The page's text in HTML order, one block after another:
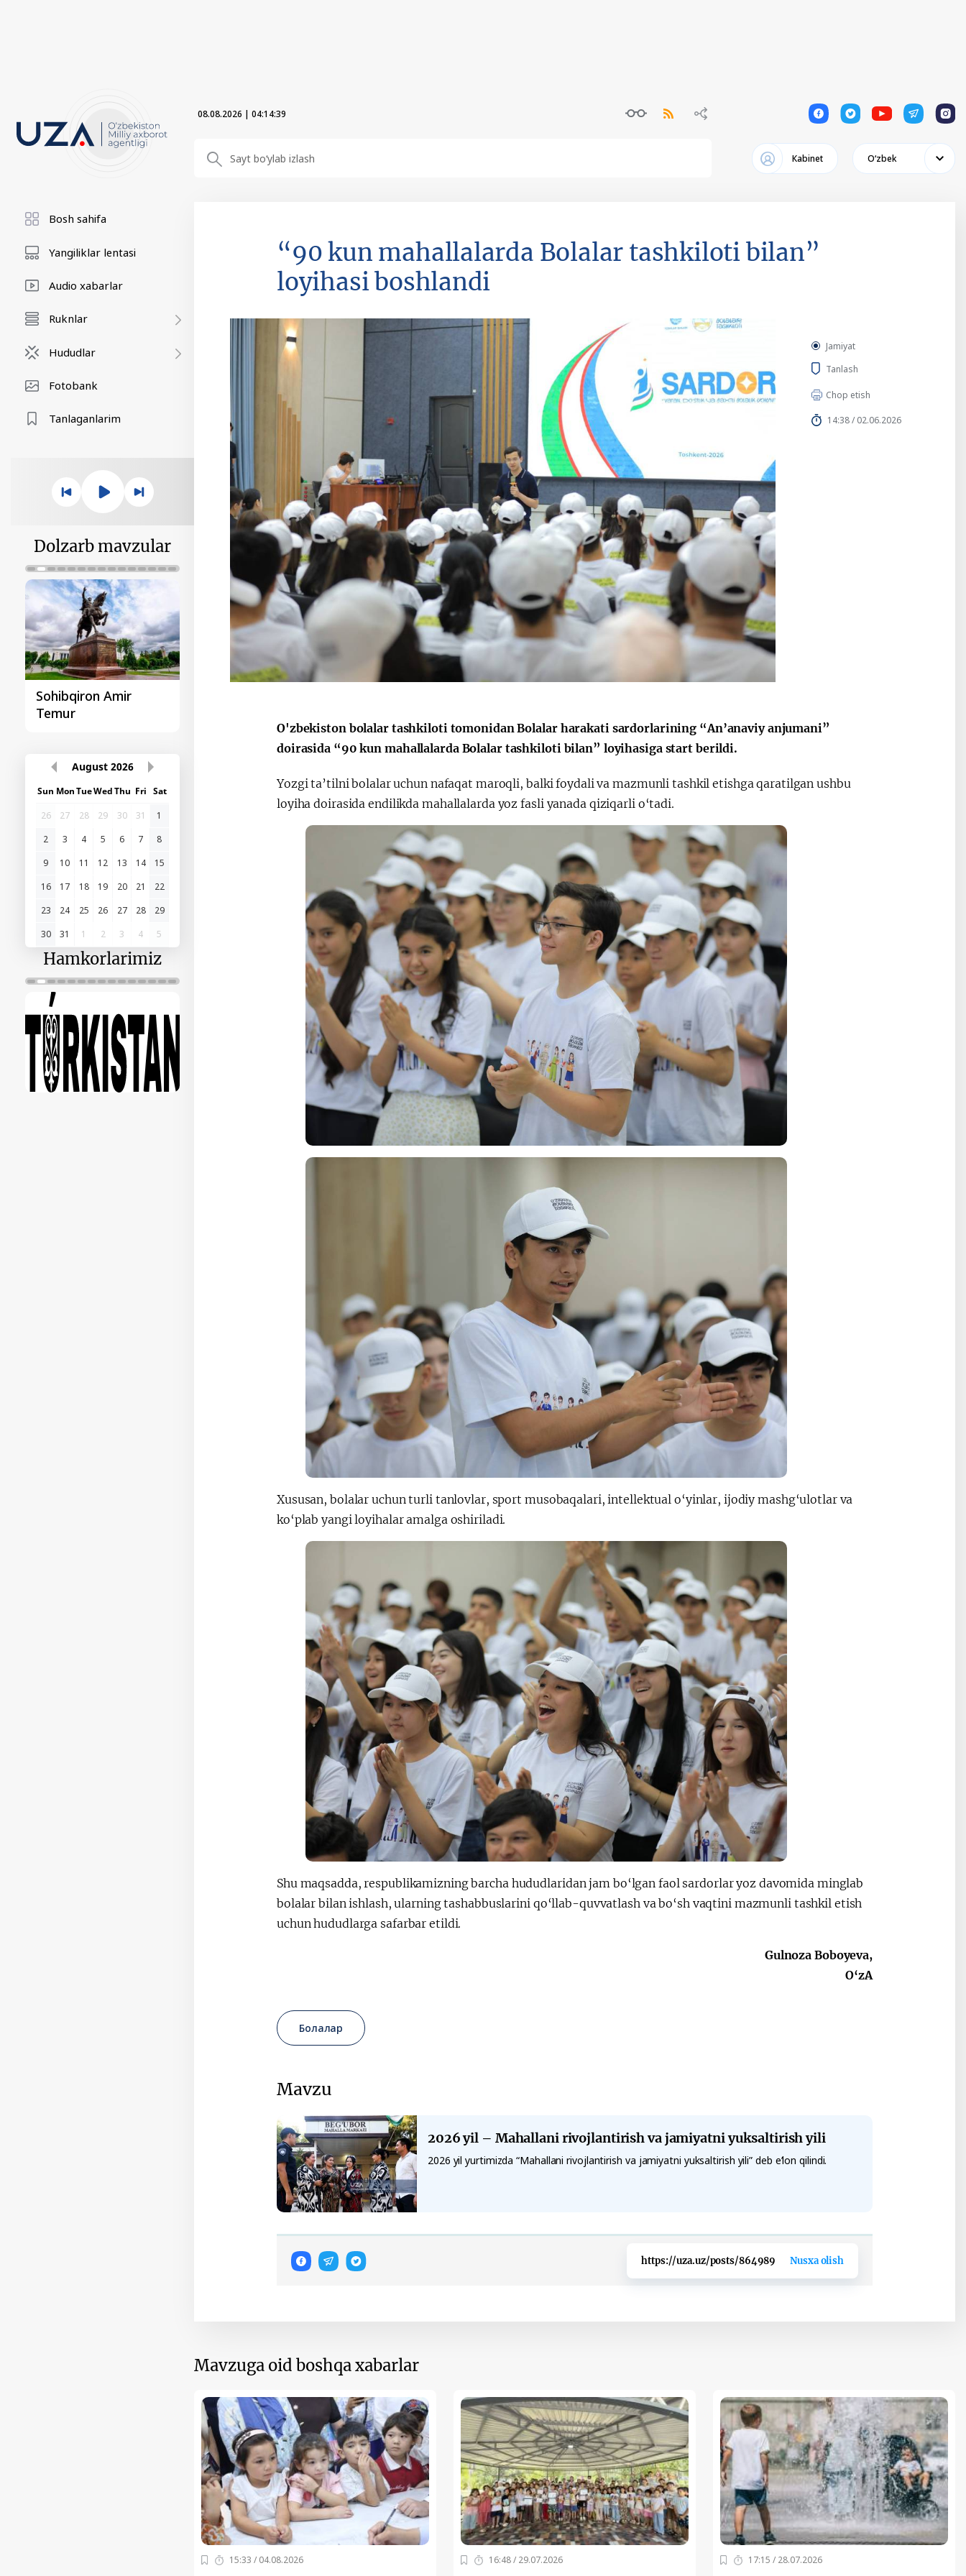
08.08.2026 | 04:14:41 1 1 1 1 1
Кabinet Oʻzbek
Bosh sahifa
Yangiliklar lentasi
Audio xabarlar
Ruknlar
Hududlar
Fotobank
Tanlaganlarim
Dolzarb mavzular
Sohibqiron Amir
Temur
August 2026
Sun MonTueWedThu Fri Sat
26
27 28 29 30 31
1
2
3 4 5 6 7
8
9
10 11 12 13 14
15
16
17 18 19 20 21
22
23
24 25 26 27 28
29
30
31 1 2 3 4 5
Hamkorlarimiz
“90 kun mahallalarda Bolalar tashkiloti bilan”
loyihasi boshlandi
Jamiyat
Tanlash
Chop etish
14:38 / 02.06.2026
O'zbekiston bolalar tashkiloti tomonidan Bolalar harakati sardorlarining “An’anaviy anjumani”
doirasida “90 kun mahallalarda Bolalar tashkiloti bilan” loyihasiga start berildi.
Yozgi ta’tilni bolalar uchun nafaqat maroqli, balki foydali va mazmunli tashkil etishga qaratilgan ushbu
loyiha doirasida endilikda mahallalarda yoz fasli yanada qiziqarli o‘tadi.
Xususan, bolalar uchun turli tanlovlar, sport musobaqalari, intellektual o‘yinlar, ijodiy mashg‘ulotlar va
ko‘plab yangi loyihalar amalga oshiriladi.
Shu maqsadda, respublikamizning barcha hududlaridan jam bo‘lgan faol sardorlar yoz davomida minglab
bolalar bilan ishlash, ularning tashabbuslarini qo‘llab-quvvatlash va bo‘sh vaqtini mazmunli tashkil etish
uchun hududlarga safarbar etildi.
Gulnoza Boboyeva,
O‘zA
Болалар
Mavzu
2026 yil – Mahallani rivojlantirish va jamiyatni yuksaltirish yili
2026 yil yurtimizda “Mahallani rivojlantirish va jamiyatni yuksaltirish yili” deb e’lon qilindi.
https://uza.uz/posts/864989 Nusxa olish
Mavzuga oid boshqa xabarlar
15:33 / 04.08.2026 16:48 / 29.07.2026 17:15 / 28.07.2026